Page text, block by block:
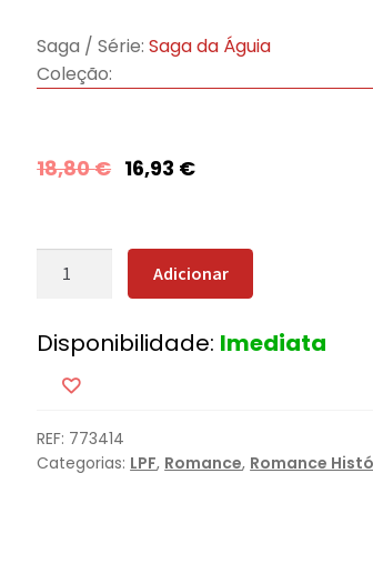
Saga / Série: Saga da Águia
Coleção:
18,80€ 16,93 €
Quantidade
Águia
Império
[Nova
Edição]
Adicionar
Disponibilidade: Imediata
REF: 773414
Categorias: LPF, Romance, Romance